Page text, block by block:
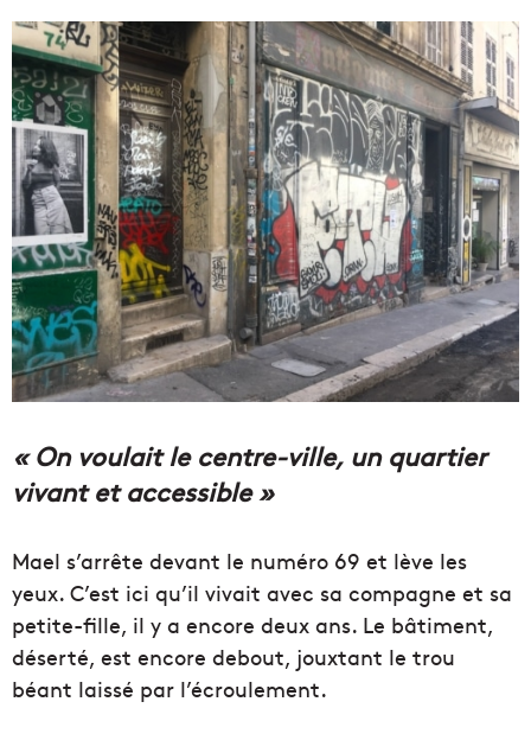
« On voulait le centre-ville, un quartier
vivant et accessible »
Mael s’arrête devant le numéro 69 et lève les
yeux. C’est ici qu’il vivait avec sa compagne et sa
petite-fille, il y a encore deux ans. Le bâtiment,
déserté, est encore debout, jouxtant le trou
béant laissé par l’écroulement.